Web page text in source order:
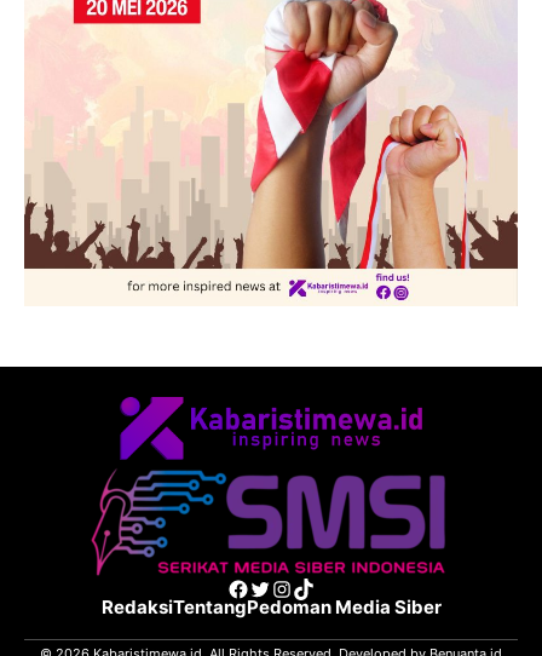
Facebook
Twitter
Instagram
TikTok
RedaksiTentangPedoman Media Siber